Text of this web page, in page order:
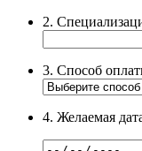
2.
3. Способ
4. Желаемая